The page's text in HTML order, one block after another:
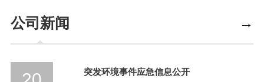
公司新闻 →
突发环境事件应急信息公开